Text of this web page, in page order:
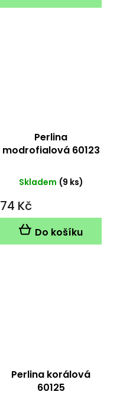
Perlina
modrofialová 60123
Skladem (9 ks)
74 Kč
Do košíku
Perlina korálová
60125